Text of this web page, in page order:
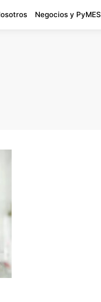
Negocios y PyMES